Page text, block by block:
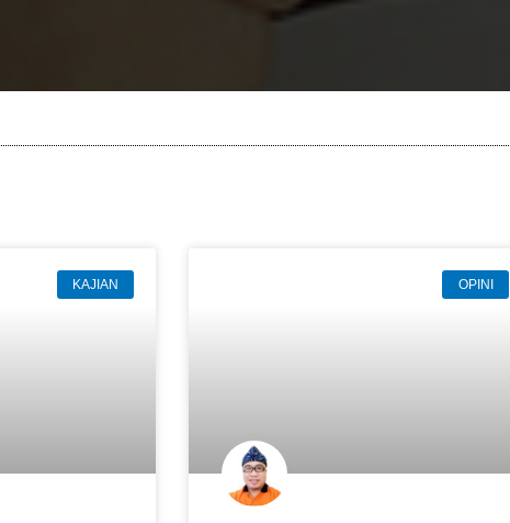
KAJIAN OPINI